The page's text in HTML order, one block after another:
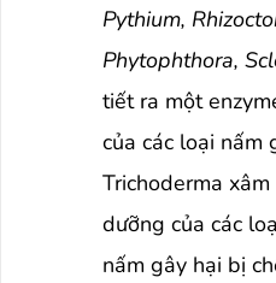
Pythium,
Phytophthora,
tiết ra một
của các loại nấm
Trichoderma
dưỡng của các
nấm gây hại bị